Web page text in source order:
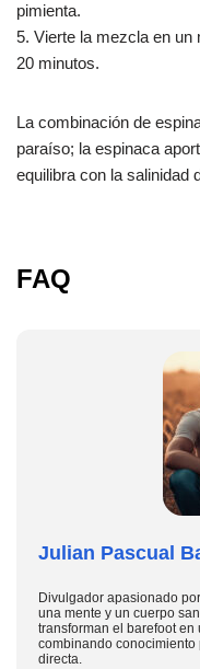
pimienta.
5. Vierte la mezcla en un
20 minutos.
La combinación de
paraíso; la espinaca
equilibra con la salinidad
FAQ
Julian Pascual
Divulgador apasionado
una mente y un cuerpo
transforman el barefoot
combinando
directa.